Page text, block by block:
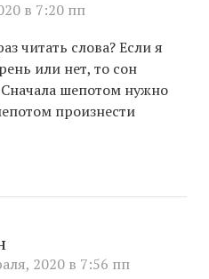
в 7:20 пп
читать слова? Если я
или нет, то сон
Сначала шепотом нужно
произнести
2020 в 7:56 пп